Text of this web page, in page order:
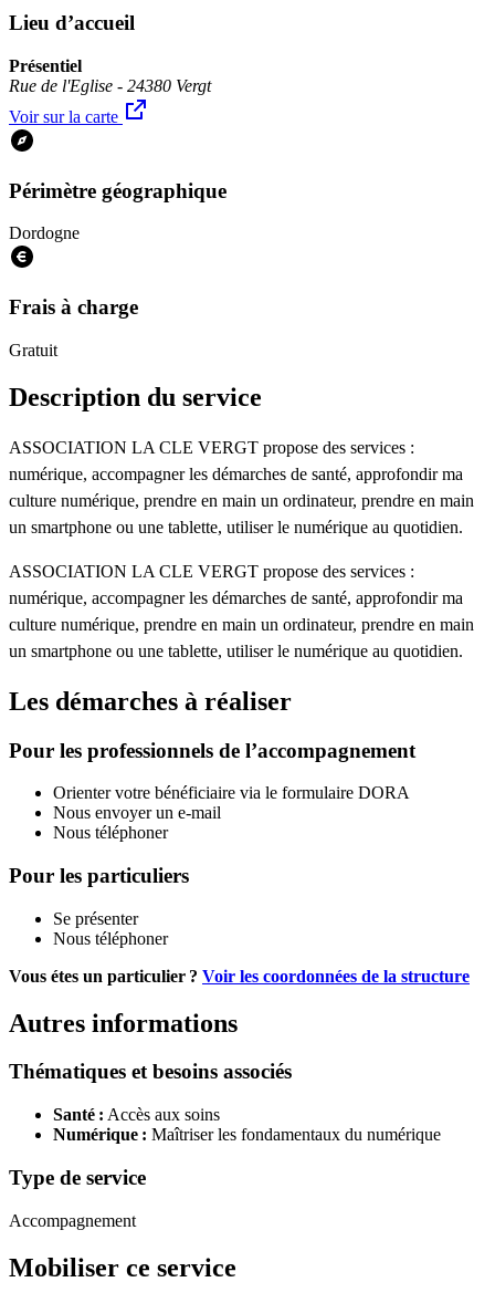
Lieu d’accueil
Présentiel
Rue de l'Eglise - 24380 Vergt
Voir sur la carte
Périmètre géographique
Dordogne
Frais à charge
Gratuit
Description du service
ASSOCIATION LA CLE VERGT propose des services :
numérique, accompagner les démarches de santé, approfondir ma
culture numérique, prendre en main un ordinateur, prendre en main
un smartphone ou une tablette, utiliser le numérique au quotidien.
ASSOCIATION LA CLE VERGT propose des services :
numérique, accompagner les démarches de santé, approfondir ma
culture numérique, prendre en main un ordinateur, prendre en main
un smartphone ou une tablette, utiliser le numérique au quotidien.
Les démarches à réaliser
Pour les professionnels de l’accompagnement
Orienter votre bénéficiaire via le formulaire DORA
Nous envoyer un e-mail
Nous téléphoner
Pour les particuliers
Se présenter
Nous téléphoner
Vous étes un particulier ? Voir les coordonnées de la structure
Autres informations
Thématiques et besoins associés
Santé : Accès aux soins
Numérique : Maîtriser les fondamentaux du numérique
Type de service
Accompagnement
Mobiliser ce service